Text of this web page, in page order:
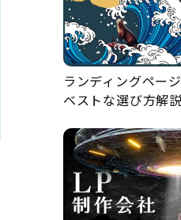
ランディングペー
ベストな選び方解説